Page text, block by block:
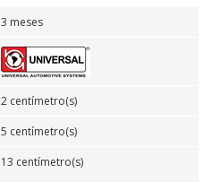
3 meses
2 centímetro(s)
5 centímetro(s)
13 centímetro(s)